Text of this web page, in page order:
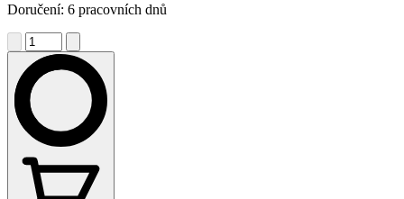
Doručení: 6 pracovních dnů